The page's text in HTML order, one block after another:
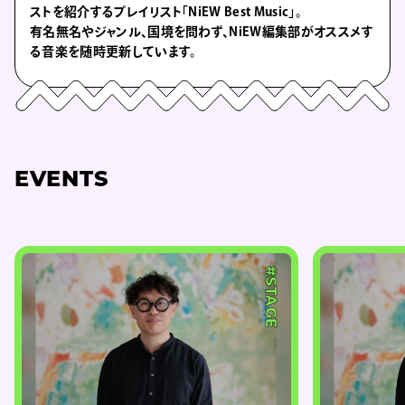
ストを紹介するプレイリスト「NiEW Best Music」。
有名無名やジャンル、国境を問わず、NiEW編集部がオススメす
る音楽を随時更新しています。
EVENTS
#STAGE